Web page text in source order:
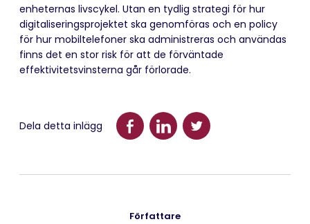
enheternas livscykel. Utan en tydlig strategi för hur
digitaliseringsprojektet ska genomföras och en policy
för hur mobiltelefoner ska administreras och användas
finns det en stor risk för att de förväntade
effektivitetsvinsterna går förlorade.
Dela detta inlägg
Författare